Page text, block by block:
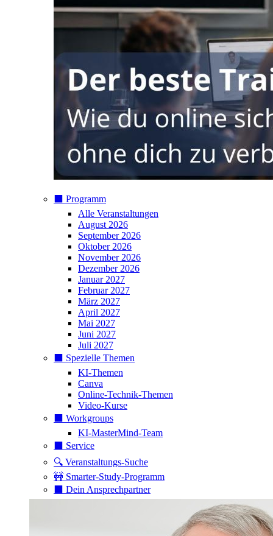
⬛️ Programm
Alle Veranstaltungen
August 2026
September 2026
Oktober 2026
November 2026
Dezember 2026
Januar 2027
Februar 2027
März 2027
April 2027
Mai 2027
Juni 2027
Juli 2027
⬛️ Spezielle Themen
KI-Themen
Canva
Online-Technik-Themen
Video-Kurse
⬛️ Workgroups
KI-MasterMind-Team
⬛️ Service
🔍 Veranstaltungs-Suche
🚧 Smarter-Study-Programm
⬛️ Dein Ansprechpartner